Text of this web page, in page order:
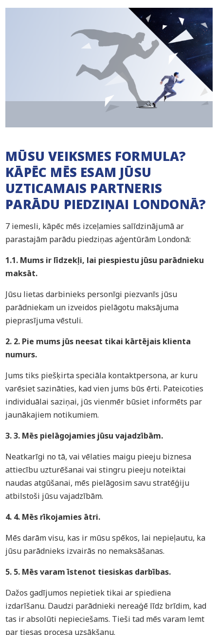
MŪSU VEIKSMES FORMULA?
KĀPĒC MĒS ESAM JŪSU
UZTICAMAIS PARTNERIS
PARĀDU PIEDZIŅAI LONDONĀ?
7 iemesli, kāpēc mēs izceļamies salīdzinājumā ar
parastajām parādu piedziņas aģentūrām Londonā:
1.1. Mums ir līdzekļi, lai piespiestu jūsu parādnieku
maksāt.
Jūsu lietas darbinieks personīgi piezvanīs jūsu
parādniekam un izveidos pielāgotu maksājuma
pieprasījuma vēstuli.
2. 2. Pie mums jūs neesat tikai kārtējais klienta
numurs.
Jums tiks piešķirta speciāla kontaktpersona, ar kuru
varēsiet sazināties, kad vien jums būs ērti. Pateicoties
individuālai saziņai, jūs vienmēr būsiet informēts par
jaunākajiem notikumiem.
3. 3. Mēs pielāgojamies jūsu vajadzībām.
Neatkarīgi no tā, vai vēlaties maigu pieeju biznesa
attiecību uzturēšanai vai stingru pieeju noteiktai
naudas atgūšanai, mēs pielāgosim savu stratēģiju
atbilstoši jūsu vajadzībām.
4. 4. Mēs rīkojamies ātri.
Mēs darām visu, kas ir mūsu spēkos, lai nepieļautu, ka
jūsu parādnieks izvairās no nemaksāšanas.
5. 5. Mēs varam īstenot tiesiskas darbības.
Dažos gadījumos nepietiek tikai ar spiediena
izdarīšanu. Daudzi parādnieki nereaģē līdz brīdim, kad
tas ir absolūti nepieciešams. Tieši tad mēs varam lemt
par tiesas procesa uzsākšanu.